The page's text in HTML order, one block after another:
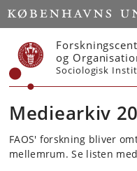
Start
og
Sociologisk
Mediearkiv
FAOS' forskning bliver
mellemrum. Se listen